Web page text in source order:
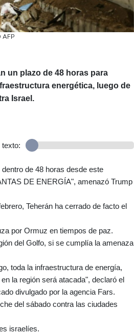
AFP
un plazo de 48 horas para
energética, luego de
Israel.
texto:
de 48 horas desde este
DE ENERGÍA", amenazó Trump
Teherán ha cerrado de facto el
por Ormuz en tiempos de paz.
del Golfo, si se cumplía la amenaza
toda la infraestructura de energía,
la región será atacada", declaró el
divulgado por la agencia Fars.
del sábado contra las ciudades
israelíes.